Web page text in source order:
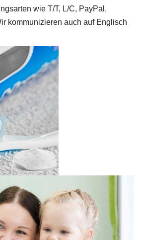
wie T/T, L/C, PayPal,
kommunizieren auch auf Englisch